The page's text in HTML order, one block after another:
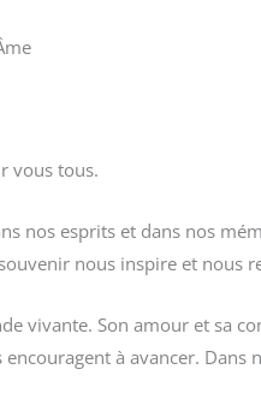
vous tous.
nos esprits et dans nos
nous inspire et
vivante. Son amour et sa
à avancer. Dans